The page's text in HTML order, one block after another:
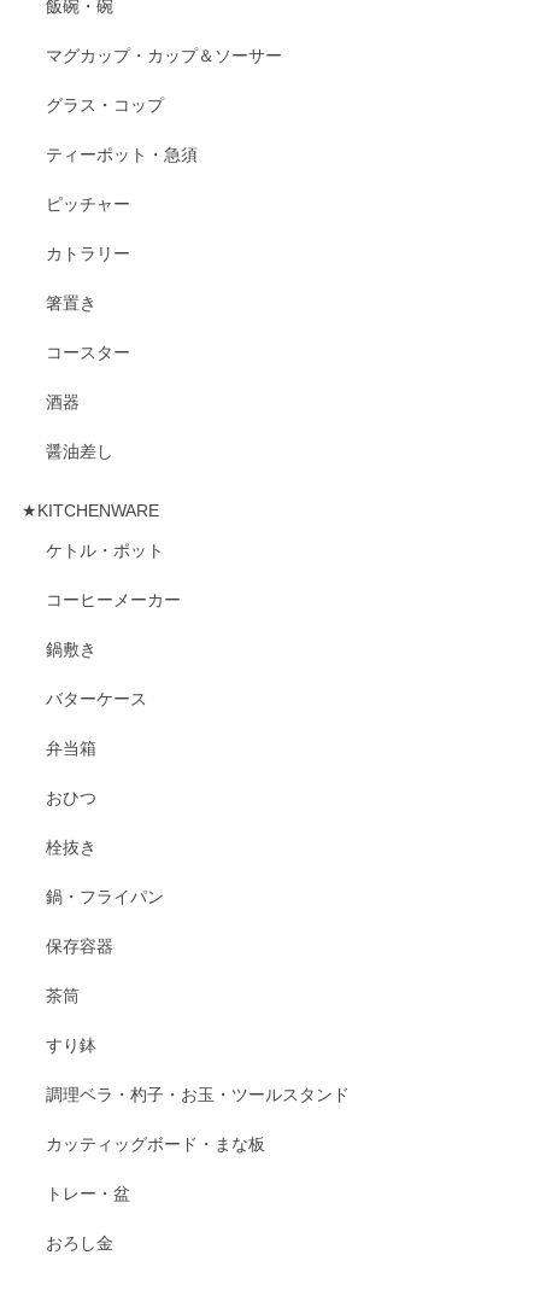
飯碗・碗
マグカップ・カップ＆ソーサー
グラス・コップ
ティーポット・急須
ピッチャー
カトラリー
箸置き
コースター
酒器
醤油差し
★KITCHENWARE
ケトル・ポット
コーヒーメーカー
鍋敷き
バターケース
弁当箱
おひつ
栓抜き
鍋・フライパン
保存容器
茶筒
すり鉢
調理ベラ・杓子・お玉・ツールスタンド
カッティッグボード・まな板
トレー・盆
おろし金